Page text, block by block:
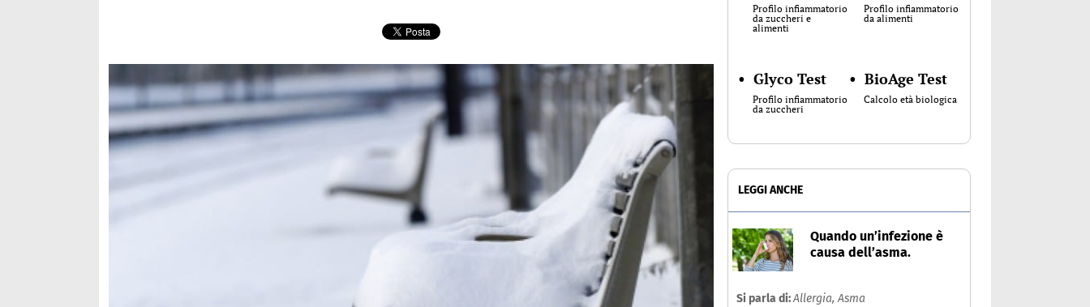
Profilo infiammatorio
da zuccheri e
alimenti
Profilo infiammatorio
da alimenti
• Glyco Test
Profilo infiammatorio
da zuccheri
• BioAge Test
Calcolo età biologica
LEGGI ANCHE
Quando un’infezione è
causa dell’asma.
Si parla di:Allergia,Asma